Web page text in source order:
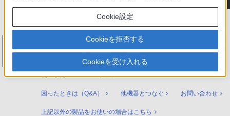
ブルーレイディスク/DVDレコーダー
BDZ-FBT6100 / BDZ-FBT4100 / BDZ-
FBT2100 / BDZ-FBW2100 / BDZ-FBW1100
使いかたマニュアル トップ
困ったときは（Q&A） 他機器とつなぐ お問い合わせ
上記以外の製品をお使いの場合はこちら
Cookie設定
Cookieを拒否する
Cookieを受け入れる